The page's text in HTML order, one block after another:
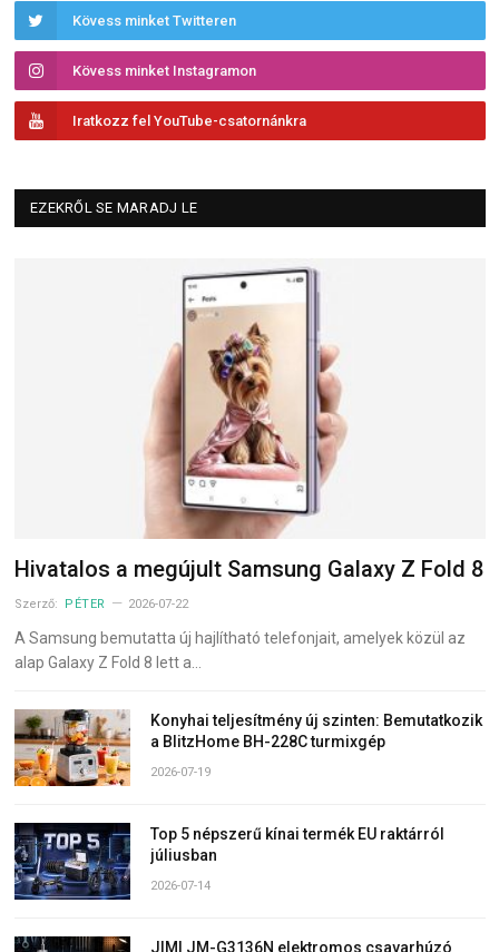
Kövess minket Twitteren
Kövess minket Instagramon
Iratkozz fel YouTube-csatornánkra
EZEKRŐL SE MARADJ LE
Hivatalos a megújult Samsung Galaxy Z Fold 8
Szerző: PÉTER 2026-07-22
A Samsung bemutatta új hajlítható telefonjait, amelyek közül az
alap Galaxy Z Fold 8 lett a…
Konyhai teljesítmény új szinten: Bemutatkozik
a BlitzHome BH-228C turmixgép
2026-07-19
Top 5 népszerű kínai termék EU raktárról
júliusban
2026-07-14
JIMI JM-G3136N elektromos csavarhúzó